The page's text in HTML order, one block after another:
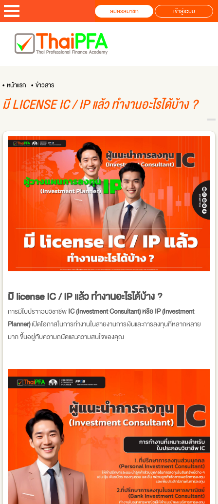
สมัครสมาชิก เข้าสู่ระบบ
• หน้าแรก • ข่าวสาร
​มี LICENSE IC / IP แล้ว ทำงานอะไรได้บ้าง ?
มี license IC / IP แล้ว ทำงานอะไรได้บ้าง ?
การมีใบประกอบวิชาชีพIC (Investment Consultant) หรือ IP (Investment
Planner)เปิดโอกาสในการทำงานในสายงานการเงินและการลงทุนที่หลากหลาย
มาก ขึ้นอยู่กับความถนัดและความสนใจของคุณ